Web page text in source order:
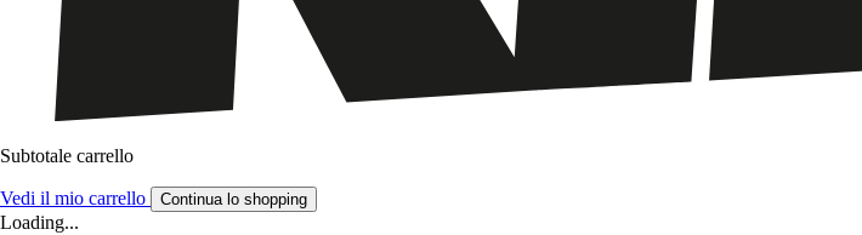
Subtotale carrello
Vedi il mio carrello Continua lo shopping
Loading...